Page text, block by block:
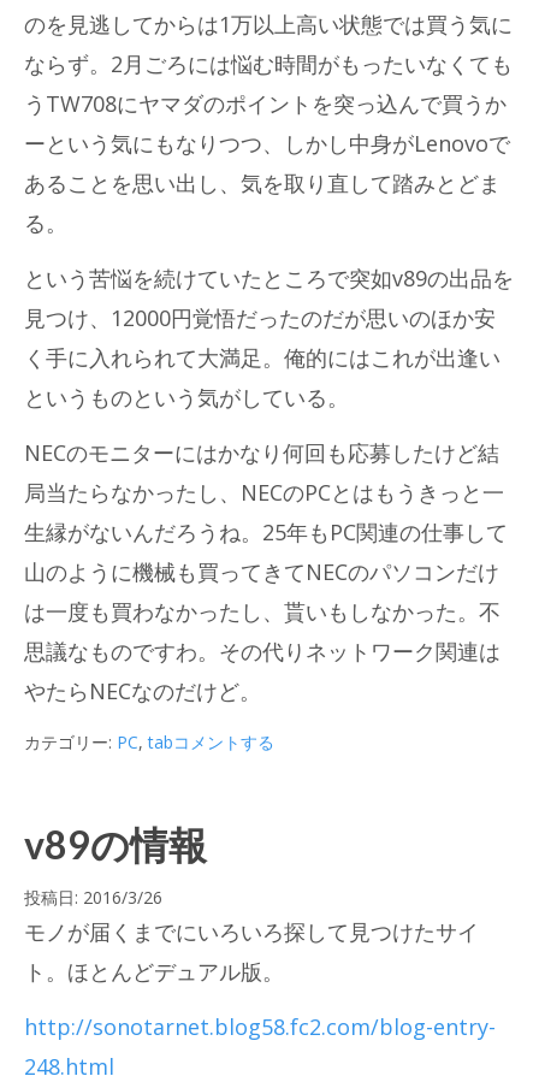
のを見逃してからは1万以上高い状態では買う気に
ならず。2月ごろには悩む時間がもったいなくても
うTW708にヤマダのポイントを突っ込んで買うか
ーという気にもなりつつ、しかし中身がLenovoで
あることを思い出し、気を取り直して踏みとどま
る。
という苦悩を続けていたところで突如v89の出品を
見つけ、12000円覚悟だったのだが思いのほか安
く手に入れられて大満足。俺的にはこれが出逢い
というものという気がしている。
NECのモニターにはかなり何回も応募したけど結
局当たらなかったし、NECのPCとはもうきっと一
生縁がないんだろうね。25年もPC関連の仕事して
山のように機械も買ってきてNECのパソコンだけ
は一度も買わなかったし、貰いもしなかった。不
思議なものですわ。その代りネットワーク関連は
やたらNECなのだけど。
カテゴリー: PC,tabコメントする
v89の情報
投稿日: 2016/3/26
モノが届くまでにいろいろ探して見つけたサイ
ト。ほとんどデュアル版。
http://sonotarnet.blog58.fc2.com/blog-entry-
248.html